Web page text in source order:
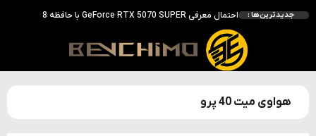
جدیدترین‌ها :
انویدیا DLSS 5 را با سه مدل هوش مصنوعی معرفی کرد؛ انتقادهای اولیه نتیجه داد
انویدیا پردازنده 88 هسته‌ای Vera را معرفی کرد؛ CPU اختصاصی برای نسل بعدی هوش مصنوعی
بالاخره سنسور Hotspot کارت‌های RTX 50 ظاهر شد؛ HWMonitor 1.65 تنها نماینده نمایش نیست
بررسی کیس GAMDIAS NESO P1 Pro؛ فول‌تاوری مهندسی‌شده برای سیستم‌های رده‌بالا
هواوی میت 40 پرو